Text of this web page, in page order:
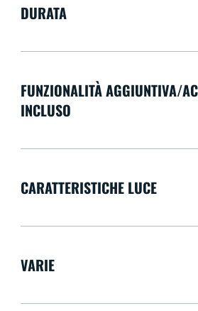
DURATA
FUNZIONALITÀ AGGIUNTIVA/
INCLUSO
CARATTERISTICHE LUCE
VARIE